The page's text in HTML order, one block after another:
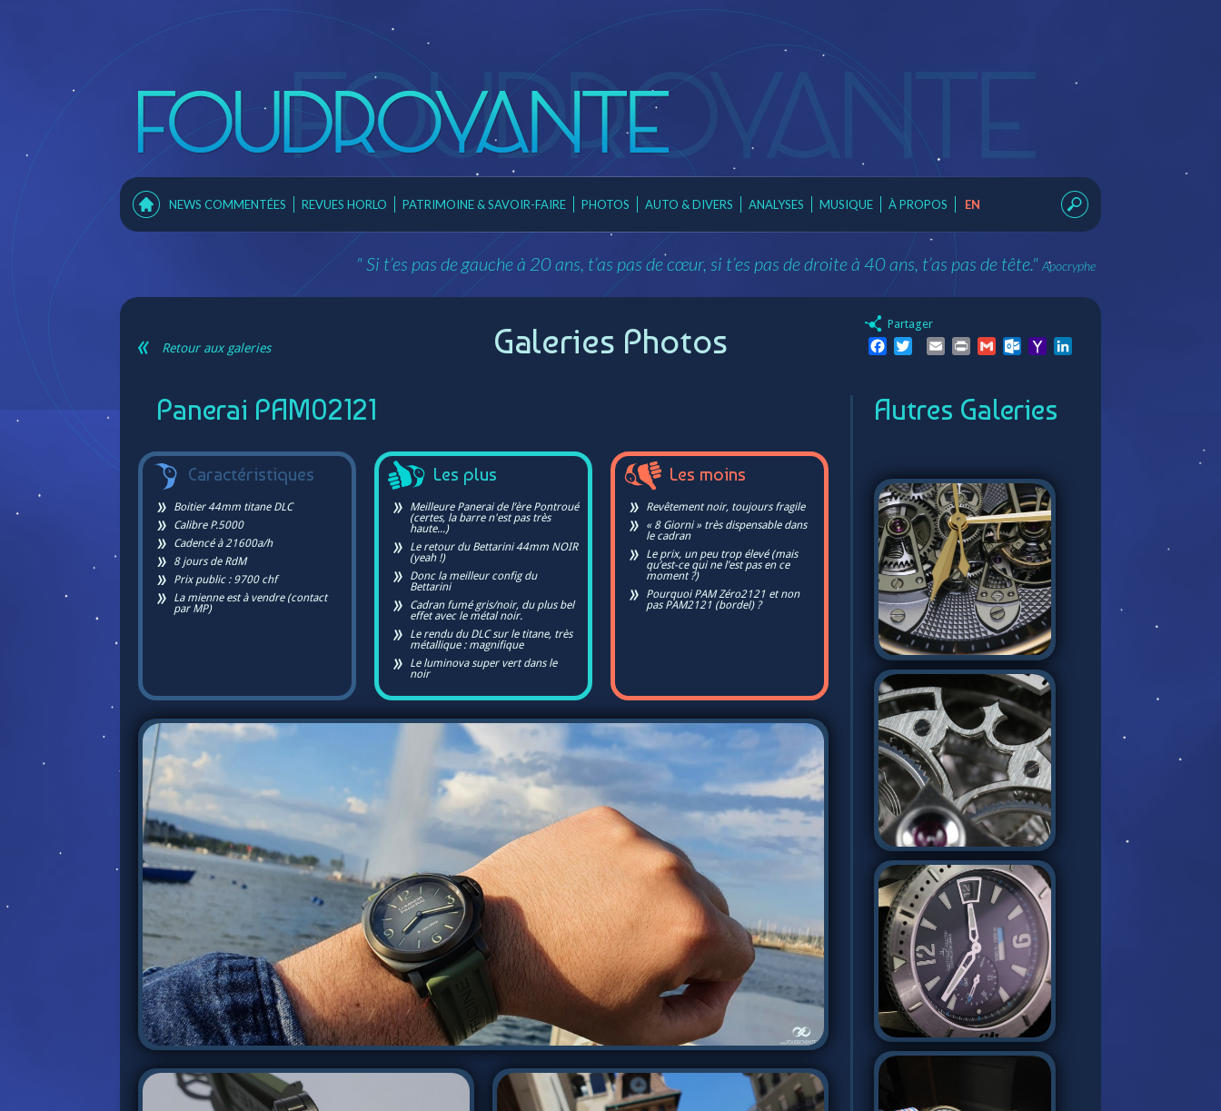
NEWS COMMENTÉES REVUES HORLO PATRIMOINE & SAVOIR-FAIRE PHOTOS AUTO & DIVERS ANALYSES MUSIQUE À PROPOS EN
" Si t’es pas de gauche à 20 ans, t’as pas de cœur, si t’es pas de droite à 40 ans, t’as pas de tête." Apocryphe
Retour aux galeries Galeries Photos Partager
FacebookTwitterEmailPrint GmailOutlook.com
Yahoo
Panerai PAM02121
Caractéristiques
Boitier 44mm titane DLC
Calibre P.5000
Cadencé à 21600a/h
8 jours de RdM
Prix public : 9700 chf
La mienne est à vendre (contact
par MP)
Les plus
Meilleure Panerai de l’ère Pontroué
(certes, la barre n'est pas très
haute...)
Le retour du Bettarini 44mm NOIR
(yeah !)
Donc la meilleur config du
Bettarini
Cadran fumé gris/noir, du plus bel
effet avec le métal noir.
Le rendu du DLC sur le titane, très
métallique : magnifique
Le luminova super vert dans le
noir
Les moins
Revêtement noir, toujours fragile
« 8 Giorni » très dispensable dans
le cadran
Le prix, un peu trop élevé (mais
qu’est-ce qui ne l’est pas en ce
moment ?)
Pourquoi PAM Zéro2121 et non
pas PAM2121 (bordel) ?
Autres Galeries